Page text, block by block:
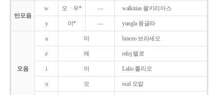
반모음
w 오ㆍ우* ― walkirias 왈키리아스
y 이* ― yungla 융글라
모음
a 아 braceo 브라세오
e 에 reloj 렐로
i 이 Lulio 룰리오
o 오 ocal 오칼